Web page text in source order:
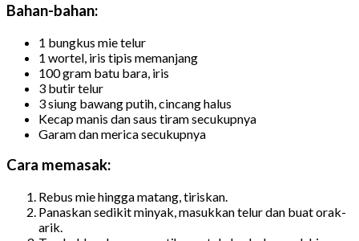
Bahan-bahan:
1 bungkus mie telur
1 wortel, iris tipis memanjang
100 gram batu bara, iris
3 butir telur
3 siung bawang putih, cincang halus
Kecap manis dan saus tiram secukupnya
Garam dan merica secukupnya
Cara memasak:
Rebus mie hingga matang, tiriskan.
Panaskan sedikit minyak, masukkan telur dan buat orak-
arik.